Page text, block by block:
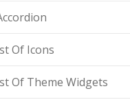
Of Icons
Of Theme Widgets